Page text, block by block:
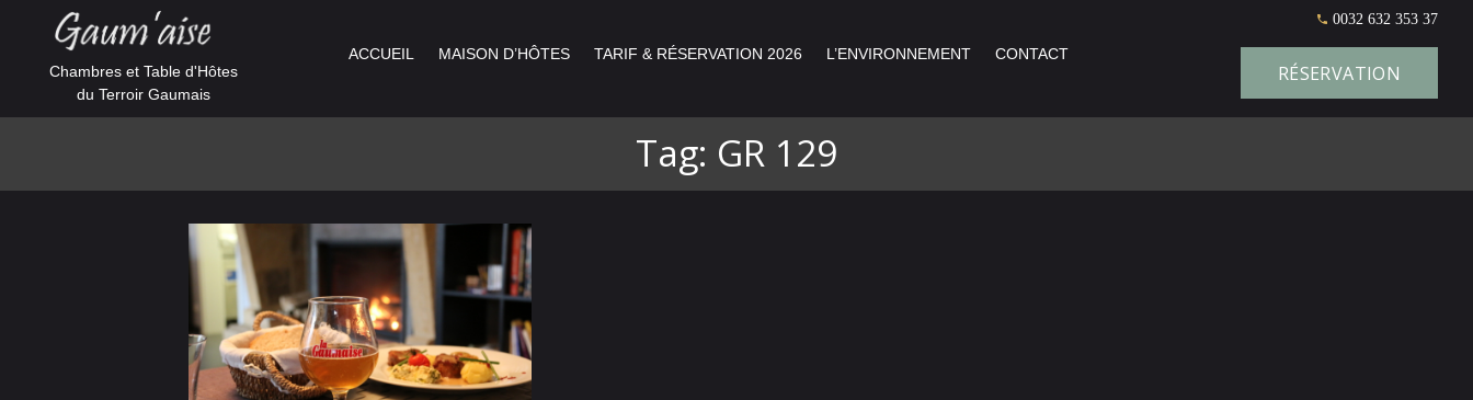
Chambres et Table d'Hôtes
du Terroir Gaumais
ACCUEIL MAISON D’HÔTES TARIF & RÉSERVATION 2026 L’ENVIRONNEMENT CONTACT
0032 632 353 37
RÉSERVATION
Tag: GR 129
La Gaumaise
MAISON D’HÔTES
L’ENVIRONNEMENT